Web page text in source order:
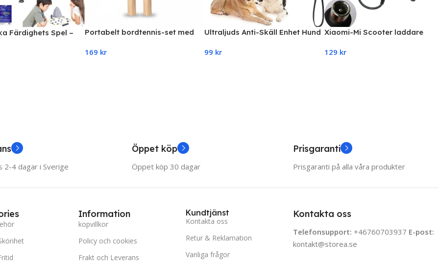
Färdighets Spel –
Vänner , För 1 till 4
Portabelt bordtennis-set med
och resa
169 kr
Ultraljuds Anti-Skäll Enhet Hund
Tränare Träningsverktyg
99 kr
Xiaomi-Mi Scooter laddare
129 kr
2-4 dagar i Sverige
Öppet köp
Öppet köp 30 dagar
Prisgaranti
Prisgaranti på alla våra produkter
Information
kopvillkor
Policy och cookies
Frakt och Leverans
Kundtjänst
Kontakta oss
Retur & Reklamation
Vanliga frågor
Kontakta oss
Telefonsupport: +46760703937 E-post:
kontakt@storea.se